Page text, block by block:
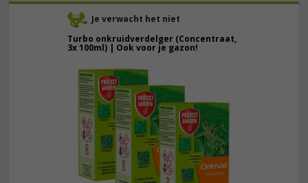
Je verwacht het niet
Turbo onkruidverdelger (Concentraat,
3x 100ml) | Ook voor je gazon!